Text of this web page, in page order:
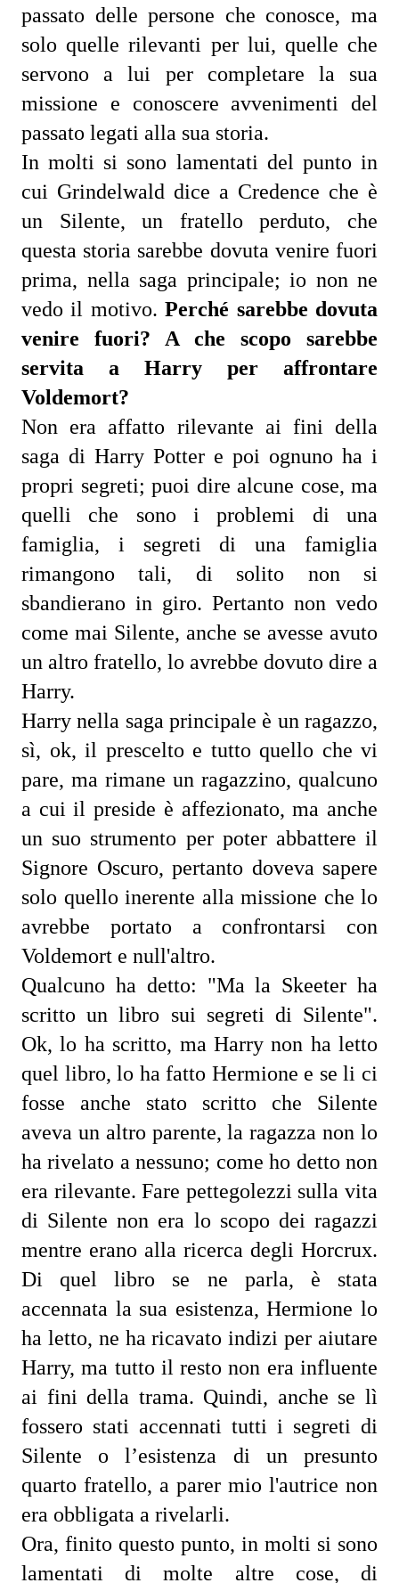
passato delle persone che conosce, ma
solo quelle rilevanti per lui, quelle che
servono a lui per completare la sua
missione e conoscere avvenimenti del
passato legati alla sua storia.
In molti si sono lamentati del punto in
cui Grindelwald dice a Credence che è
un Silente, un fratello perduto, che
questa storia sarebbe dovuta venire fuori
prima, nella saga principale; io non ne
vedo il motivo. Perché sarebbe dovuta
venire fuori? A che scopo sarebbe
servita a Harry per affrontare
Voldemort?
Non era affatto rilevante ai fini della
saga di Harry Potter e poi ognuno ha i
propri segreti; puoi dire alcune cose, ma
quelli che sono i problemi di una
famiglia, i segreti di una famiglia
rimangono tali, di solito non si
sbandierano in giro. Pertanto non vedo
come mai Silente, anche se avesse avuto
un altro fratello, lo avrebbe dovuto dire a
Harry.
Harry nella saga principale è un ragazzo,
sì, ok, il prescelto e tutto quello che vi
pare, ma rimane un ragazzino, qualcuno
a cui il preside è affezionato, ma anche
un suo strumento per poter abbattere il
Signore Oscuro, pertanto doveva sapere
solo quello inerente alla missione che lo
avrebbe portato a confrontarsi con
Voldemort e null'altro.
Qualcuno ha detto: "Ma la Skeeter ha
scritto un libro sui segreti di Silente".
Ok, lo ha scritto, ma Harry non ha letto
quel libro, lo ha fatto Hermione e se li ci
fosse anche stato scritto che Silente
aveva un altro parente, la ragazza non lo
ha rivelato a nessuno; come ho detto non
era rilevante. Fare pettegolezzi sulla vita
di Silente non era lo scopo dei ragazzi
mentre erano alla ricerca degli Horcrux.
Di quel libro se ne parla, è stata
accennata la sua esistenza, Hermione lo
ha letto, ne ha ricavato indizi per aiutare
Harry, ma tutto il resto non era influente
ai fini della trama. Quindi, anche se lì
fossero stati accennati tutti i segreti di
Silente o l’esistenza di un presunto
quarto fratello, a parer mio l'autrice non
era obbligata a rivelarli.
Ora, finito questo punto, in molti si sono
lamentati di molte altre cose, di